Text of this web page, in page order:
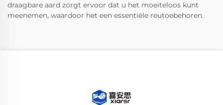
draagbare aard zorgt ervoor dat u het moeiteloos kunt
meenemen, waardoor het een essentiële reutoebehoren.